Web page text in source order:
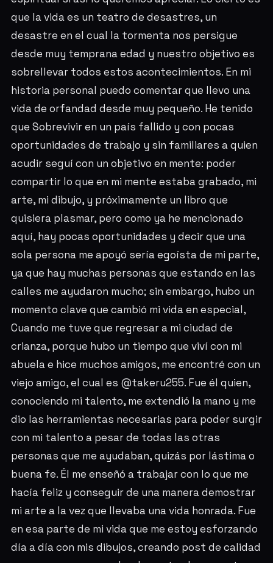
que la vida es un teatro de desastres, un
desastre en el cual la tormenta nos persigue
desde muy temprana edad y nuestro objetivo es
sobrellevar todos estos acontecimientos. En mi
historia personal puedo comentar que llevo una
vida de orfandad desde muy pequeño. He tenido
que Sobrevivir en un país fallido y con pocas
oportunidades de trabajo y sin familiares a quien
acudir seguí con un objetivo en mente: poder
compartir lo que en mi mente estaba grabado, mi
arte, mi dibujo, y próximamente un libro que
quisiera plasmar, pero como ya he mencionado
aquí, hay pocas oportunidades y decir que una
sola persona me apoyó sería egoísta de mi parte,
ya que hay muchas personas que estando en las
calles me ayudaron mucho; sin embargo, hubo un
momento clave que cambió mi vida en especial,
Cuando me tuve que regresar a mi ciudad de
crianza, porque hubo un tiempo que viví con mi
abuela e hice muchos amigos, me encontré con un
viejo amigo, el cual es @takeru255. Fue él quien,
conociendo mi talento, me extendió la mano y me
dio las herramientas necesarias para poder surgir
con mi talento a pesar de todas las otras
personas que me ayudaban, quizás por lástima o
buena fe. Él me enseñó a trabajar con lo que me
hacía feliz y conseguir de una manera demostrar
mi arte a la vez que llevaba una vida honrada. Fue
en esa parte de mi vida que me estoy esforzando
día a día con mis dibujos, creando post de calidad